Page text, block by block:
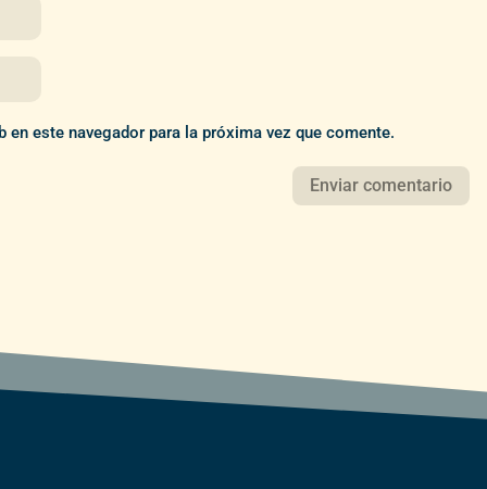
este navegador para la próxima vez que comente.